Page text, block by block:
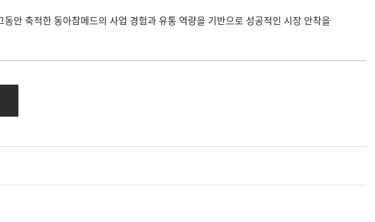
안 축적한 동아참메드의 사업 경험과 유통 역량을 기반으로 성공적인 시장 안착을